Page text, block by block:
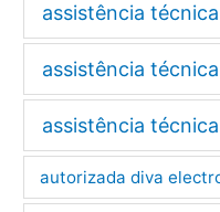
assistência
assistência
assistência
autorizada diva